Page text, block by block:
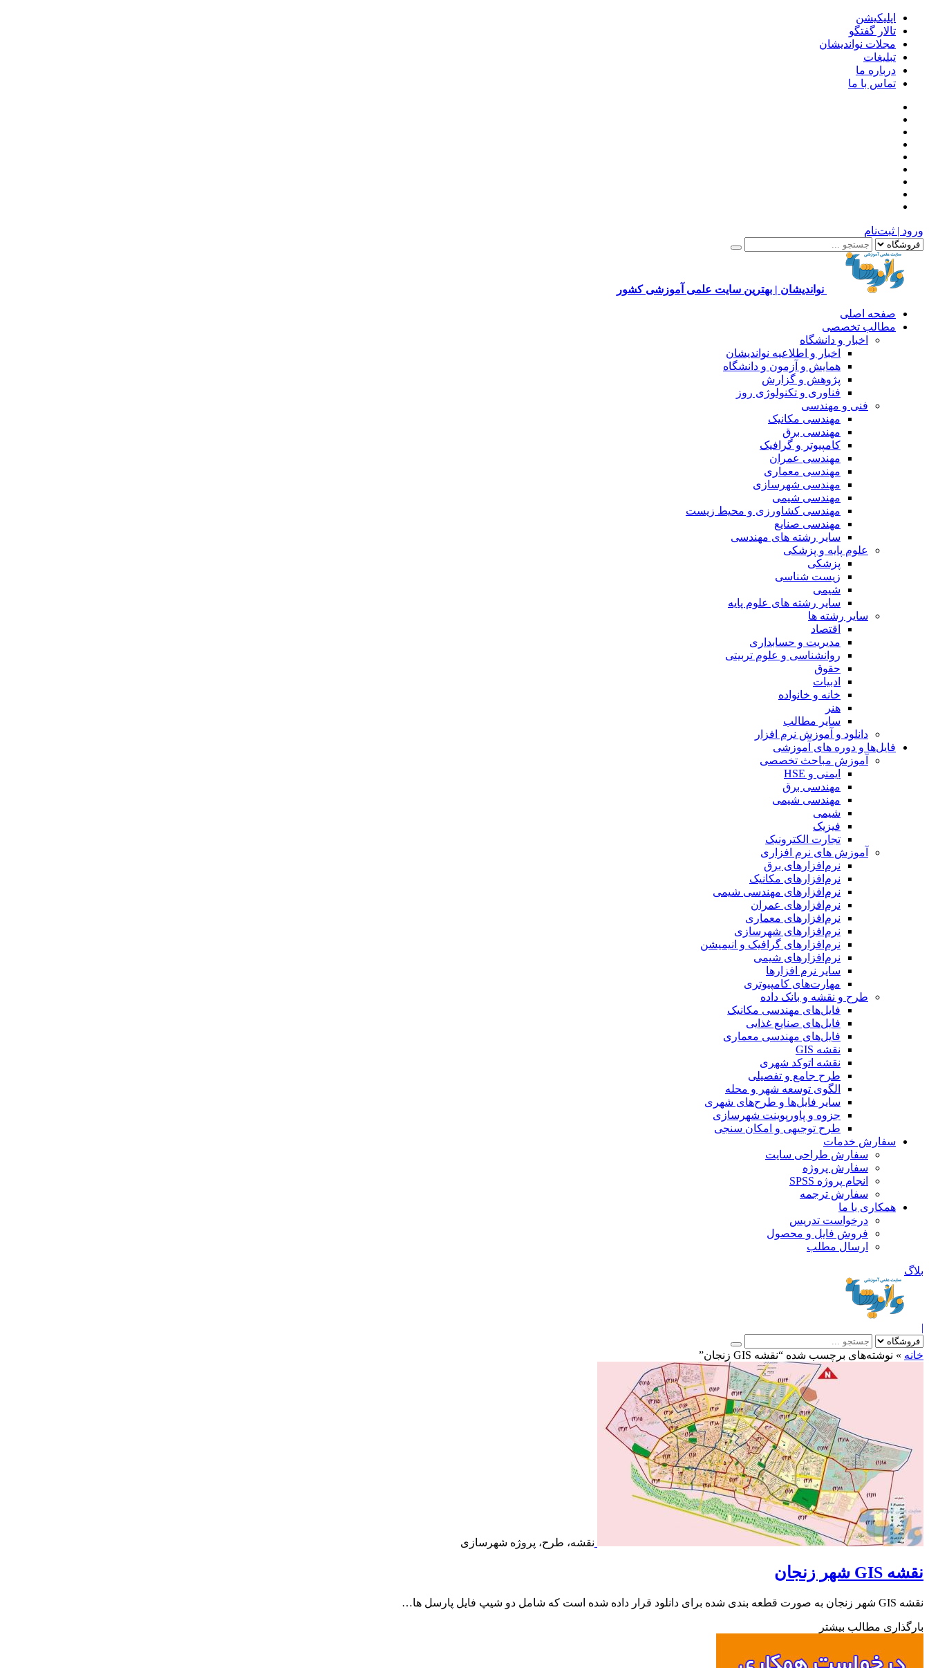
اپلیکیشن
تالار گفتگو
مجلات نواندیشان
تبلیغات
درباره ما
تماس با ما
ورود | ثبت‌نام
نواندیشان | بهترین سایت علمی آموزشی کشور
صفحه اصلی
مطالب تخصصی
اخبار و دانشگاه
اخبار و اطلاعیه نواندیشان
همایش و آزمون و دانشگاه
پژوهش و گزارش
فناوری و تکنولوژی روز
فنی و مهندسی
مهندسی مکانیک
مهندسی برق
کامپیوتر و گرافیک
مهندسی عمران
مهندسی معماری
مهندسی شهرسازی
مهندسی شیمی
مهندسی کشاورزی و محیط زیست
مهندسی صنایع
سایر رشته های مهندسی
علوم پایه و پزشکی
پزشکی
زیست شناسی
شیمی
سایر رشته های علوم پایه
سایر رشته ها
اقتصاد
مدیریت و حسابداری
روانشناسی و علوم تربیتی
حقوق
ادبیات
خانه و خانواده
هنر
سایر مطالب
دانلود و آموزش نرم افزار
فایل‌ها و دوره های آموزشی
آموزش مباحث تخصصی
ایمنی و HSE
مهندسی برق
مهندسی شیمی
شیمی
فیزیک
تجارت الکترونیک
آموزش های نرم افزاری
نرم‌افزارهای برق
نرم‌افزارهای مکانیک
نرم‌افزارهای مهندسی شیمی
نرم‌افزارهای عمران
نرم‌افزارهای معماری
نرم‌افزارهای شهرسازی
نرم‌افزارهای گرافیک و انیمیشن
نرم‌افزارهای شیمی
سایر نرم افزارها
مهارت‌های کامپیوتری
طرح و نقشه و بانک داده
فایل‌های مهندسی مکانیک
فایل‌های صنایع غذایی
فایل‌های مهندسی معماری
نقشه GIS
نقشه اتوکد شهری
طرح جامع و تفصیلی
الگوی توسعه شهر و محله
سایر فایل‌ها و طرح‌های شهری
جزوه و پاورپوینت شهرسازی
طرح توجیهی و امکان سنجی
سفارش خدمات
سفارش طراحی سایت
سفارش پروژه
انجام پروژه SPSS
سفارش ترجمه
همکاری با ما
درخواست تدریس
فروش فایل و محصول
ارسال مطلب
بلاگ
|
خانه » نوشته‌های برچسب شده “نقشه GIS زنجان”
نقشه، طرح، پروژه شهرسازی
نقشه GIS شهر زنجان
نقشه GIS شهر زنجان به صورت قطعه بندی شده برای دانلود قرار داده شده است که شامل دو شیپ فایل پارسل ها…
بارگذاری مطالب بیشتر